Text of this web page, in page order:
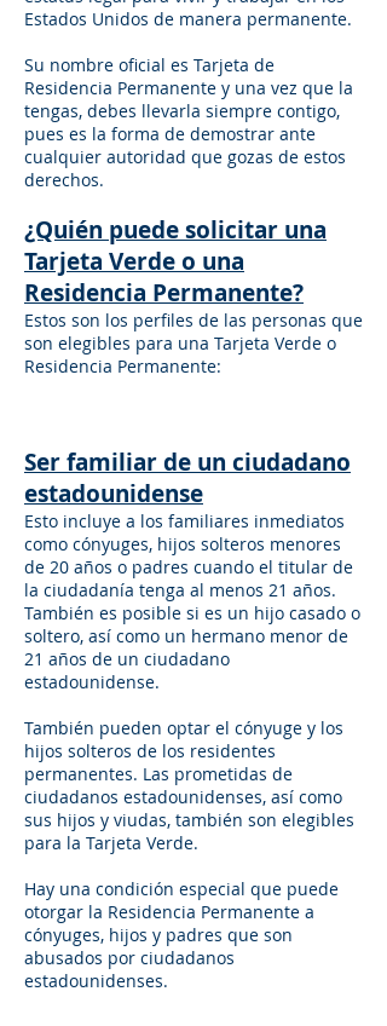
Estados Unidos de manera permanente.
Su nombre oficial es Tarjeta de
Residencia Permanente y una vez que la
tengas, debes llevarla siempre contigo,
pues es la forma de demostrar ante
cualquier autoridad que gozas de estos
derechos.
¿Quién puede solicitar una
Tarjeta Verde o una
Residencia Permanente?
Estos son los perfiles de las personas que
son elegibles para una Tarjeta Verde o
Residencia Permanente:
Ser familiar de un ciudadano
estadounidense
Esto incluye a los familiares inmediatos
como cónyuges, hijos solteros menores
de 20 años o padres cuando el titular de
la ciudadanía tenga al menos 21 años.
También es posible si es un hijo casado o
soltero, así como un hermano menor de
21 años de un ciudadano
estadounidense.
También pueden optar el cónyuge y los
hijos solteros de los residentes
permanentes. Las prometidas de
ciudadanos estadounidenses, así como
sus hijos y viudas, también son elegibles
para la Tarjeta Verde.
Hay una condición especial que puede
otorgar la Residencia Permanente a
cónyuges, hijos y padres que son
abusados por ciudadanos
estadounidenses.